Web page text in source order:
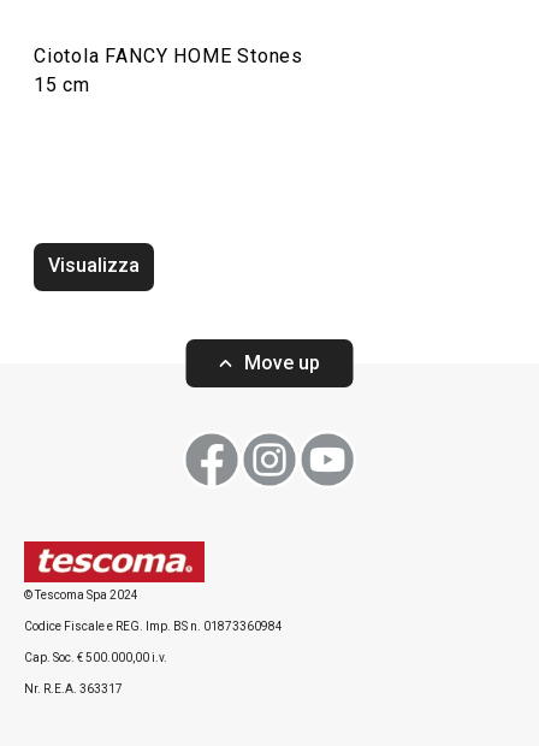
Tutti i prodotti della linea FANCY HOME Stones
Ciotola FANCY HOME Stones
15 cm
Visualizza
Move up
© Tescoma Spa 2024
Codice Fiscale e REG. Imp. BS n. 01873360984
Cap. Soc. € 500.000,00 i.v.
Nr. R.E.A. 363317